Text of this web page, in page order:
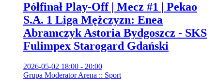
Półfinał Play-Off | Mecz #1 | Pekao
S.A. 1 Liga Mężczyzn: Enea
Abramczyk Astoria Bydgoszcz - SKS
Fulimpex Starogard Gdański
2026-05-02 18:00 - 20:00
Grupa Moderator Arena :: Sport